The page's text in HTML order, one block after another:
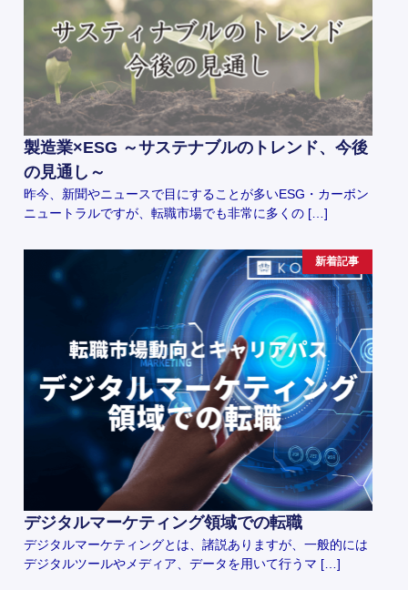
製造業×ESG ～サステナブルのトレンド、今後
の見通し～
昨今、新聞やニュースで目にすることが多いESG・カーボン
ニュートラルですが、転職市場でも非常に多くの […]
新着記事
デジタルマーケティング領域での転職
デジタルマーケティングとは、諸説ありますが、一般的には
デジタルツールやメディア、データを用いて行うマ […]